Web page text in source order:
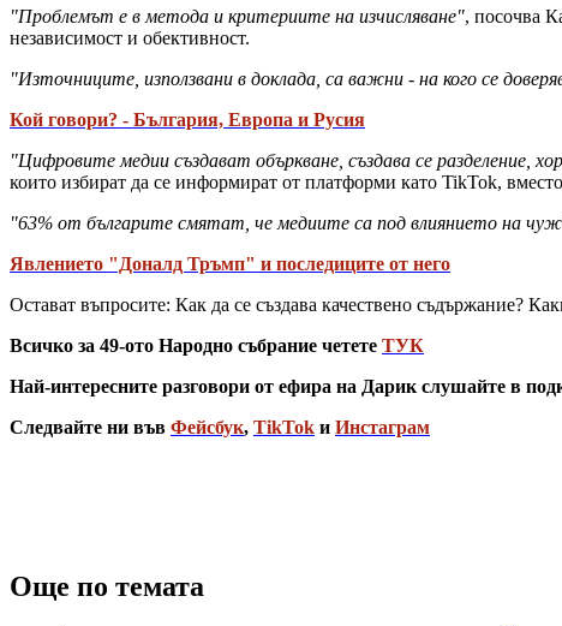
"Проблемът е в метода и критериите на изчисляване", посочва
независимост и обективност.
"Източниците, използвани в доклада, са важни - на кого се
Кой говори? - България, Европа и Русия
"Цифровите медии създават объркване, създава се разделение,
които избират да се информират от платформи като TikTok,
"63% от българите смятат, че медиите са под влиянието на
Явлението "Доналд Тръмп" и последиците от него
Остават въпросите: Как да се създава качествено съдържание?
Всичко за 49-ото Народно събрание четете ТУК
Най-интересните разговори от ефира на Дарик слушайте в
Следвайте ни във Фейсбук, TikTok и Инстаграм
Още по темата